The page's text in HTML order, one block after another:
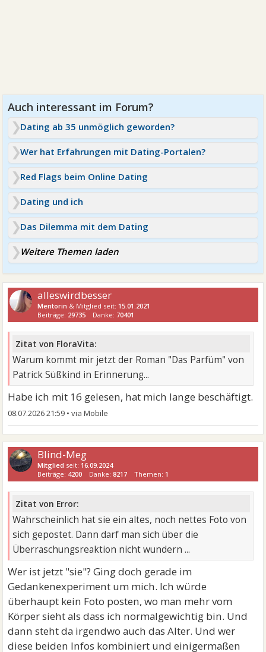
Dating ab 35 unmöglich geworden?
Wer hat Erfahrungen mit Dating-Portalen?
Red Flags beim Online Dating
Dating und ich
Das Dilemma mit dem Dating
Weitere Themen laden
alleswirdbesser
Mentorin & Mitglied seit: 15.01.2021
Beiträge: 29735 Danke: 70401
Zitat von FloraVita:
Warum kommt mir jetzt der Roman "Das Parfüm" von
Patrick Süßkind in Erinnerung...
Habe ich mit 16 gelesen, hat mich lange beschäftigt.
08.07.2026 21:59 •
Blind-Meg
Mitglied seit: 16.09.2024
Beiträge: 4200 Danke:8217 Themen: 1
Zitat von Error:
Wahrscheinlich hat sie ein altes, noch nettes Foto von
sich gepostet. Dann darf man sich über die
Überraschungsreaktion nicht wundern ...
Wer ist jetzt "sie"? Ging doch gerade im
Gedankenexperiment um mich. Ich würde
überhaupt kein Foto posten, wo man mehr vom
Körper sieht als dass ich normalgewichtig bin. Und
dann steht da irgendwo auch das Alter. Und wer
diese beiden Infos kombiniert und einigermaßen